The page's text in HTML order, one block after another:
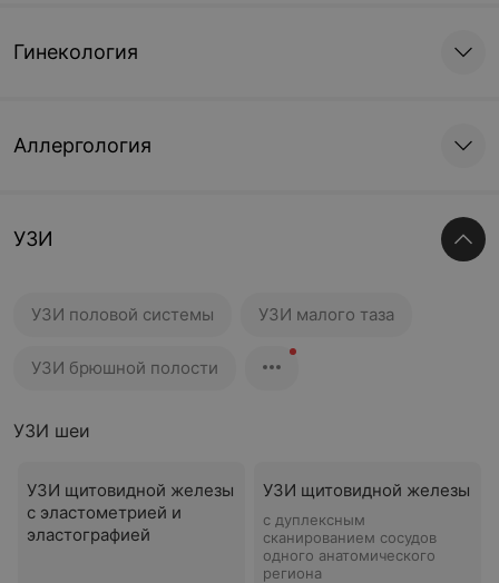
Гинекология
Аллергология
УЗИ
УЗИ половой системы УЗИ малого таза
УЗИ брюшной полости
УЗИ шеи
УЗИ щитовидной железы
с эластометрией и
эластографией
УЗИ щитовидной железы
с дуплексным
сканированием сосудов
одного анатомического
региона